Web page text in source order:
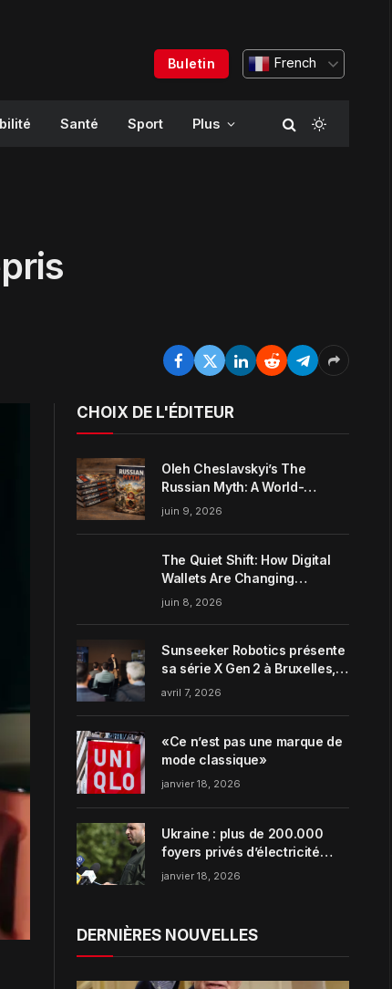
Buletin French
Santé Sport Plus
CHOIX DE L'ÉDITEUR
Oleh Cheslavskyi’s The
Russian Myth: A World-
Systems Analysis of
juin 9, 2026
The Quiet Shift: How Digital
Wallets Are Changing
Everyday Money Habits in the
juin 8, 2026
Sunseeker Robotics présente
sa série X Gen 2 à Bruxelles,
incarnant parfaitement le
avril 7, 2026
«Ce n’est pas une marque de
mode classique»
janvier 18, 2026
Ukraine : plus de 200.000
foyers privés d’électricité
dans la région de Zaporijjia
janvier 18, 2026
DERNIÈRES NOUVELLES